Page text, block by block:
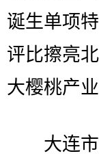
诞生单项
评比擦亮
大樱桃产
大连市